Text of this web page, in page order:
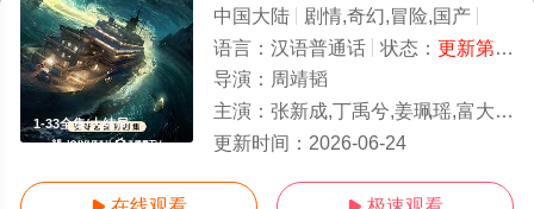
1-33全集/大结局
中国大陆 剧情,奇幻,冒险,国产
语言： 汉语普通话 状态： 更新第33集
导演： 周靖韬
主演： 张新成,丁禹兮,姜珮瑶,富大龙,刘令姿,张宸逍,李欢,姜卓君,徐正溪,韩栋,季肖冰,徐振轩
更新时间： 2026-06-24